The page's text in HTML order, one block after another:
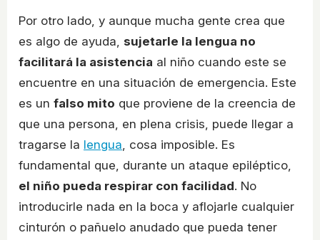
Por otro lado, y aunque mucha gente crea que
es algo de ayuda, sujetarle la lengua no
facilitará la asistencia al niño cuando este se
encuentre en una situación de emergencia. Este
es un falso mito que proviene de la creencia de
que una persona, en plena crisis, puede llegar a
tragarse la lengua, cosa imposible. Es
fundamental que, durante un ataque epiléptico,
el niño pueda respirar con facilidad. No
introducirle nada en la boca y aflojarle cualquier
cinturón o pañuelo anudado que pueda tener